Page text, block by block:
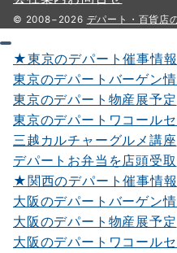
© 2008−2026 デパート・百貨店
★東京のデパート催事情
東京のデパートバーゲン
東京のデパート物産展予定
東京のデパートワコール
三越カルチャーグルメ講座
デパートお弁当を店頭受取
★関西のデパート催事情
大阪のデパートバーゲン
大阪のデパート物産展予定
大阪のデパートワコール